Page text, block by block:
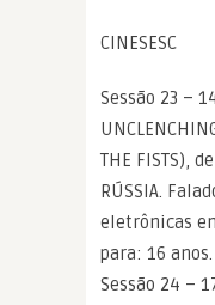
CINESESC
Sessão 23 –
THE FISTS),
RÚSSIA.
eletrônicas
para: 16 anos.
Sessão 24 –